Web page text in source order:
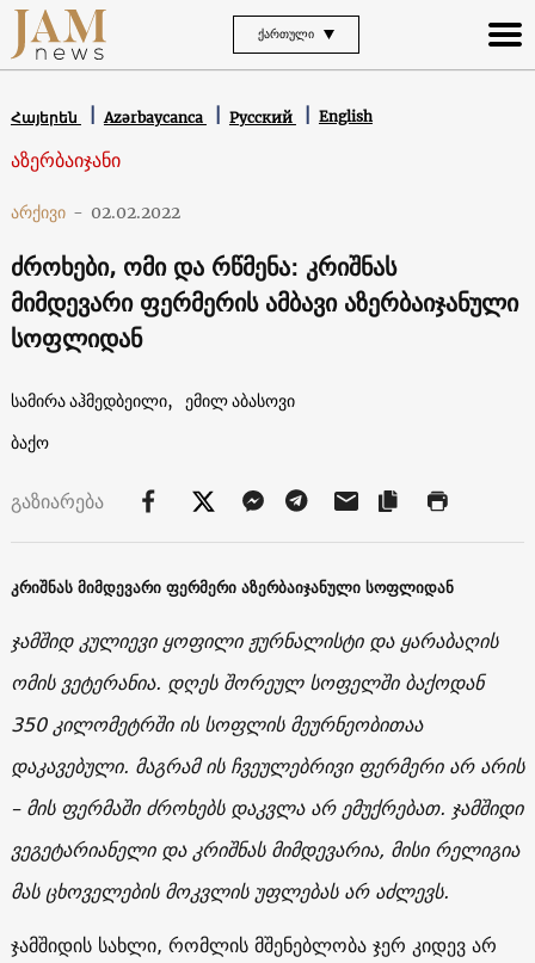
ᲥᲐᲠᲗᲣᲚᲘ
Հայերեն Azərbaycanca Русский English
აზერბაიჯანი
არქივი - 02.02.2022
ძროხები, ომი და რწმენა: კრიშნას
მიმდევარი ფერმერის ამბავი აზერბაიჯანული
სოფლიდან
სამირა აჰმედბეილი,
ემილ აბასოვი
ბაქო
გაზიარება
კრიშნასმიმდევარიფერმერიაზერბაიჯანულისოფლიდან
ჯამშიდკულიევიყოფილიჟურნალისტი დაყარაბაღის
ომისვეტერანია. დღეს შორეულ სოფელში ბაქოდან
350კილომეტრში ის სოფლის მეურნეობითაა
დაკავებული. მაგრამ ის ჩვეულებრივი ფერმერი არ არის
–მის ფერმაში ძროხებს დაკვლა არემუქრებათ. ჯამშიდი
ვეგეტარიანელი დაკრიშნას მიმდევარია, მისი რელიგია
მასცხოველების მოკვლისუფლებას არ აძლევს.
ჯამშიდის სახლი, რომლის მშენებლობა ჯერ კიდევ არ